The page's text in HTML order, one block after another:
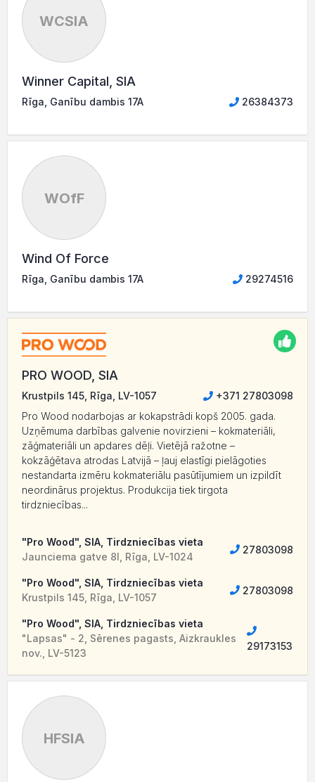
WCSIA
Winner Capital, SIA
Rīga, Ganību dambis 17A 26384373
WOfF
Wind Of Force
Rīga, Ganību dambis 17A 29274516
PRO WOOD, SIA
Krustpils 145, Rīga, LV-1057
+371 27803098
Pro Wood nodarbojas ar kokapstrādi kopš 2005. gada.
Uzņēmuma darbības galvenie novirzieni – kokmateriāli,
zāģmateriāli un apdares dēļi. Vietējā ražotne –
kokzāģētava atrodas Latvijā – ļauj elastīgi pielāgoties
nestandarta izmēru kokmateriālu pasūtījumiem un izpildīt
neordinārus projektus. Produkcija tiek tirgota
tirdzniecības...
"Pro Wood", SIA, Tirdzniecības vieta
Jaunciema gatve 8I, Rīga, LV-1024
27803098
"Pro Wood", SIA, Tirdzniecības vieta
Krustpils 145, Rīga, LV-1057
27803098
"Pro Wood", SIA, Tirdzniecības vieta
"Lapsas" - 2, Sērenes pagasts, Aizkraukles
nov., LV-5123
29173153
HFSIA